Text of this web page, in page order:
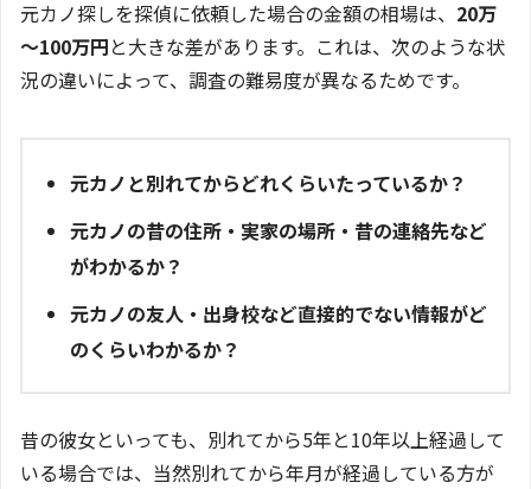
元カノ探しを探偵に依頼した場合の金額の相場は、 20万
～100万円と大きな差があります。これは、次のような状
況の違いによって、調査の難易度が異なるためです。
元カノと別れてからどれくらいたっているか？
元カノの昔の住所・実家の場所・昔の連絡先など
がわかるか？
元カノの友人・出身校など直接的でない情報がど
のくらいわかるか？
昔の彼女といっても、別れてから5年と10年以上経過して
いる場合では、当然別れてから年月が経過している方が